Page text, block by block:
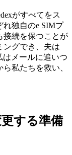
がすべてをス
れ独自のe SIMプ
接続を保つことが
ングでき、夫は
はメールに追いつ
私たちを救い、
する準備